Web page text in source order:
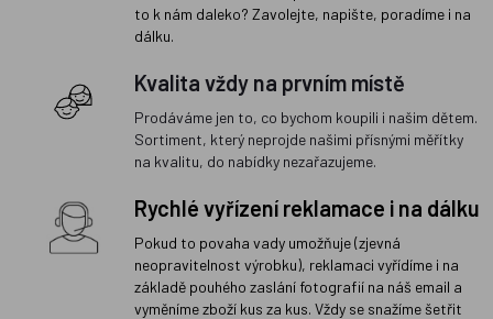
to k nám daleko? Zavolejte, napište, poradíme i na
dálku.
Kvalita vždy na prvním místě
Prodáváme jen to, co bychom koupili i našim dětem.
Sortiment, který neprojde našimi přísnými měřítky
na kvalitu, do nabídky nezařazujeme.
Rychlé vyřízení reklamace i na dálku
Pokud to povaha vady umožňuje (zjevná
neopravitelnost výrobku), reklamaci vyřídíme i na
základě pouhého zaslání fotografií na náš email a
vyměníme zboží kus za kus. Vždy se snažíme šetřit